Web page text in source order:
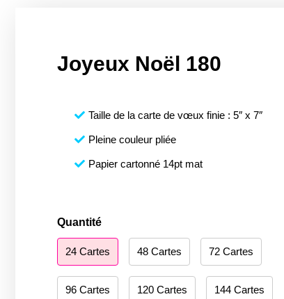
Joyeux Noël 180
Taille de la carte de vœux finie : 5″ x 7″
Pleine couleur pliée
Papier cartonné 14pt mat
Quantité
24 Cartes 48 Cartes 72 Cartes
96 Cartes 120 Cartes 144 Cartes
quantité
de
Merry
180